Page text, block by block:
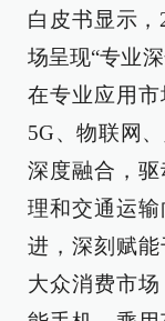
白皮书显示
场呈现“专业
在专业应用
5G、物联网
深度融合，
理和交通运
进，深刻赋
大众消费市